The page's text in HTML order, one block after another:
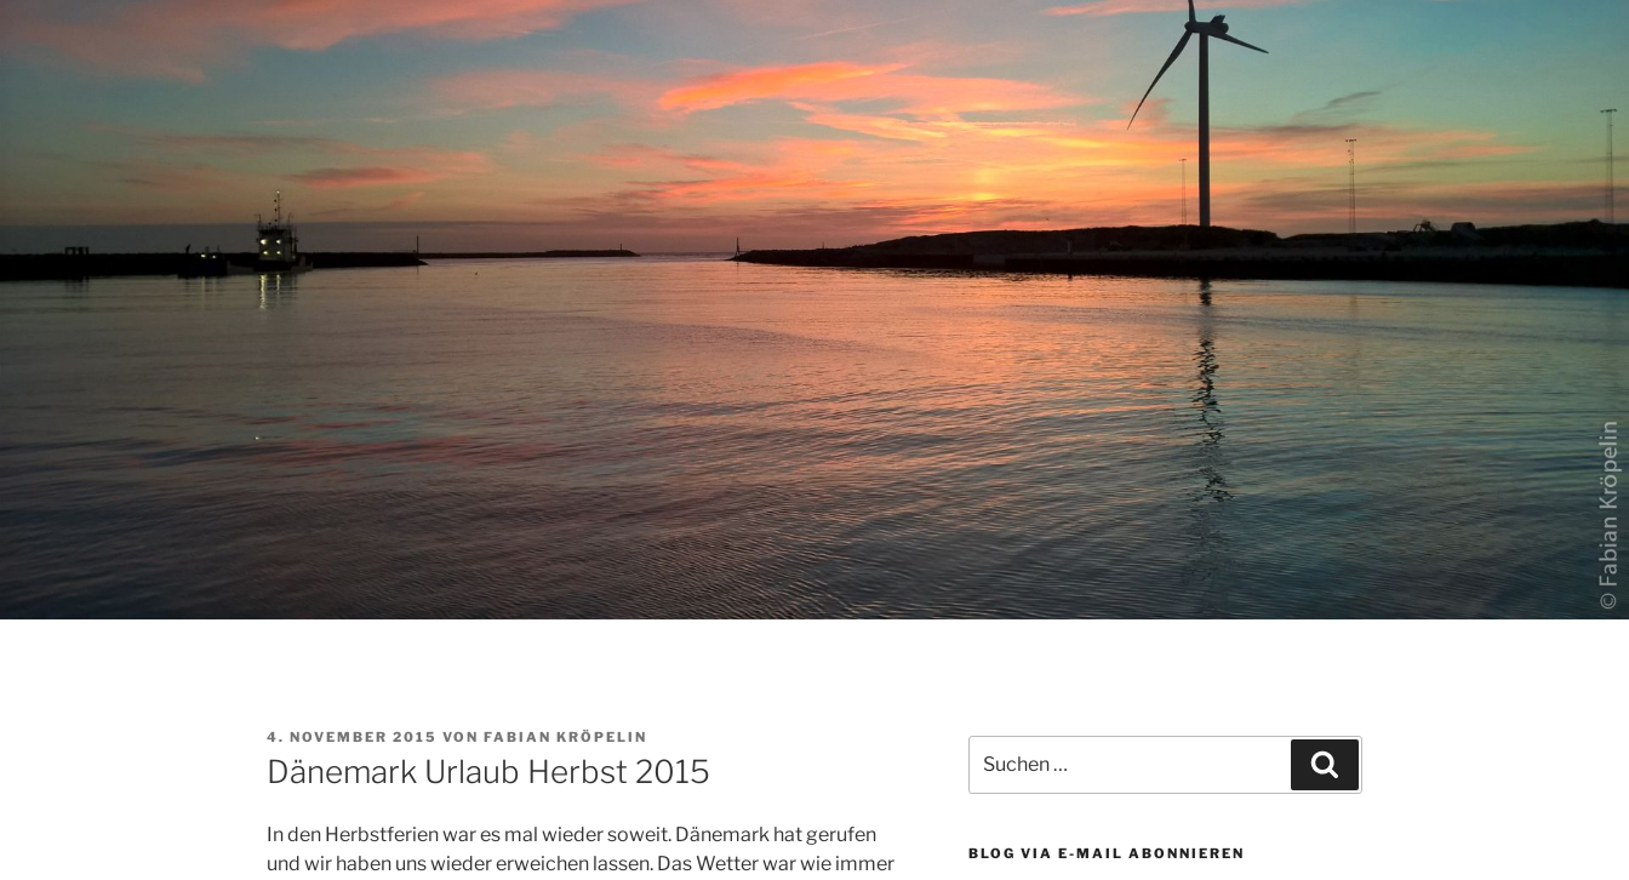
VERÖFFENTLICHT
AM
4. NOVEMBER 2015 VON FABIAN KRÖPELIN
Dänemark Urlaub Herbst 2015
In den Herbstferien war es mal wieder soweit. Dänemark hat gerufen
und wir haben uns wieder erweichen lassen. Das Wetter war wie immer
nach:
BLOG VIA E-MAIL ABONNIEREN